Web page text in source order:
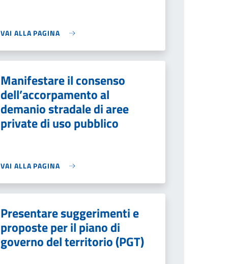
VAI ALLA PAGINA
Manifestare il consenso
dell’accorpamento al
demanio stradale di aree
private di uso pubblico
VAI ALLA PAGINA
Presentare suggerimenti e
proposte per il piano di
governo del territorio (PGT)